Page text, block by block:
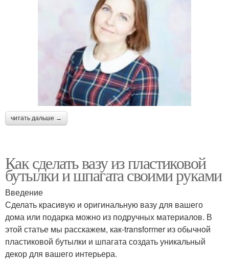
читать дальше →
Как сделать вазу из пластиковой
бутылки и шпагата своими руками
Введение
Сделать красивую и оригинальную вазу для вашего
дома или подарка можно из подручных материалов. В
этой статье мы расскажем, как-transformer из обычной
пластиковой бутылки и шпагата создать уникальный
декор для вашего интерьера.